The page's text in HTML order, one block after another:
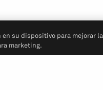
en su dispositivo para mejorar la
marketing.